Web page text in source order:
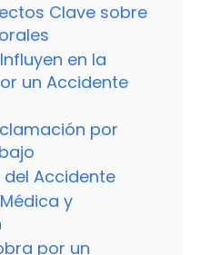
Clave sobre
en la
un Accidente
por
Accidente
y
por un